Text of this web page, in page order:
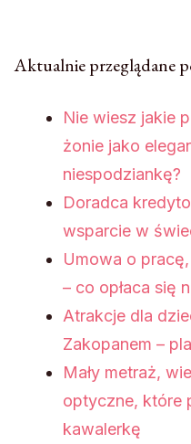
Aktualnie przeglądane
Nie wiesz jakie
żonie jako
niespodziankę?
Doradca
wsparcie w
Umowa o
– co opłaca się
Atrakcje dla
Zakopanem –
Mały metraż,
optyczne, które
kawalerkę